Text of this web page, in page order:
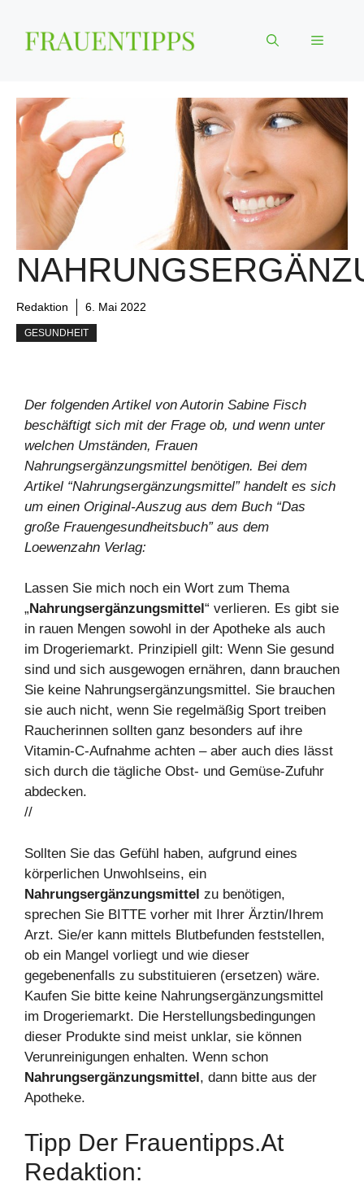
Inhalt
springen
Menü
Redaktion 6. Mai 2022
GESUNDHEIT
Der folgenden Artikel von Autorin Sabine Fisch
beschäftigt sich mit der Frage ob, und wenn unter
welchen Umständen, Frauen
Nahrungsergänzungsmittel benötigen. Bei dem
Artikel “Nahrungsergänzungsmittel” handelt es sich
um einen Original-Auszug aus dem Buch “Das
große Frauengesundheitsbuch” aus dem
Loewenzahn Verlag:
Lassen Sie mich noch ein Wort zum Thema
„Nahrungsergänzungsmittel“ verlieren. Es gibt sie
in rauen Mengen sowohl in der Apotheke als auch
im Drogeriemarkt. Prinzipiell gilt: Wenn Sie gesund
sind und sich ausgewogen ernähren, dann brauchen
Sie keine Nahrungsergänzungsmittel. Sie brauchen
sie auch nicht, wenn Sie regelmäßig Sport treiben
Raucherinnen sollten ganz besonders auf ihre
Vitamin-C-Aufnahme achten – aber auch dies lässt
sich durch die tägliche Obst- und Gemüse-Zufuhr
abdecken.
//
Sollten Sie das Gefühl haben, aufgrund eines
körperlichen Unwohlseins, ein
Nahrungsergänzungsmittel zu benötigen,
sprechen Sie BITTE vorher mit Ihrer Ärztin/Ihrem
Arzt. Sie/er kann mittels Blutbefunden feststellen,
ob ein Mangel vorliegt und wie dieser
gegebenenfalls zu substituieren (ersetzen) wäre.
Kaufen Sie bitte keine Nahrungsergänzungsmittel
im Drogeriemarkt. Die Herstellungsbedingungen
dieser Produkte sind meist unklar, sie können
Verunreinigungen enhalten. Wenn schon
Nahrungsergänzungsmittel, dann bitte aus der
Apotheke.
Tipp Der Frauentipps.at
Redaktion: